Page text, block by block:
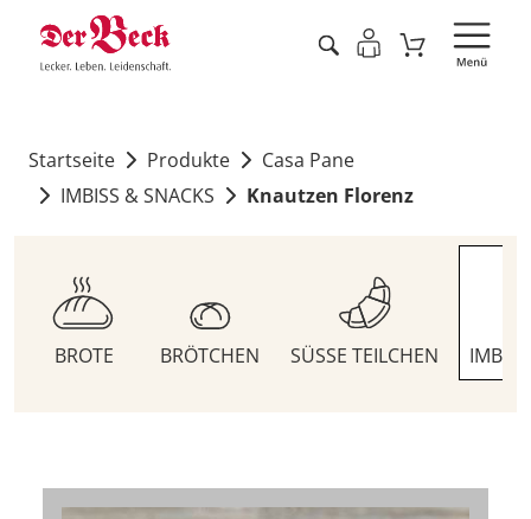
Startseite Produkte
Casa Pane
IMBISS & SNACKS
Knautzen Florenz
BROTE BRÖTCHEN SÜSSE TEILCHEN